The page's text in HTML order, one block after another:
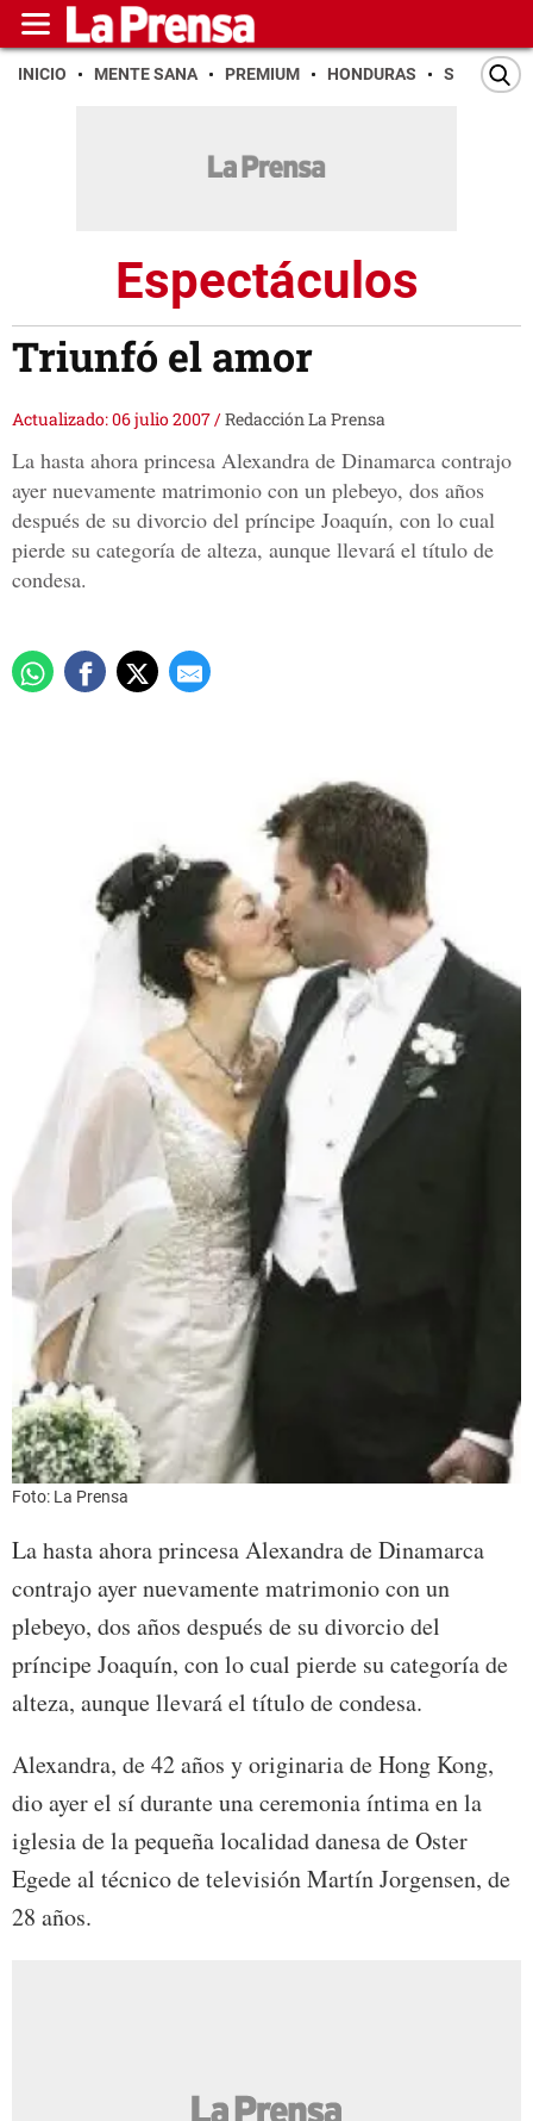
INICIO MENTE SANA PREMIUM HONDURAS SAN PEDRO
Espectáculos
Triunfó el amor
Actualizado: 06 julio 2007/Redacción La Prensa
La hasta ahora princesa Alexandra de Dinamarca contrajo
ayer nuevamente matrimonio con un plebeyo, dos años
después de su divorcio del príncipe Joaquín, con lo cual
pierde su categoría de alteza, aunque llevará el título de
condesa.
Foto: La Prensa
La hasta ahora princesa Alexandra de Dinamarca
contrajo ayer nuevamente matrimonio con un
plebeyo, dos años después de su divorcio del
príncipe Joaquín, con lo cual pierde su categoría de
alteza, aunque llevará el título de condesa.
Alexandra, de 42 años y originaria de Hong Kong,
dio ayer el sí durante una ceremonia íntima en la
iglesia de la pequeña localidad danesa de Oster
Egede al técnico de televisión Martín Jorgensen, de
28 años.